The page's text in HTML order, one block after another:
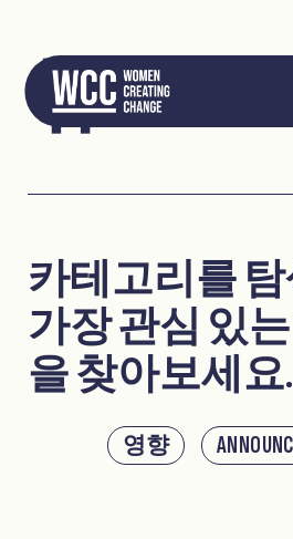
뉴스
카테고리를
가장 관심 있
을 찾아보세요.
영향